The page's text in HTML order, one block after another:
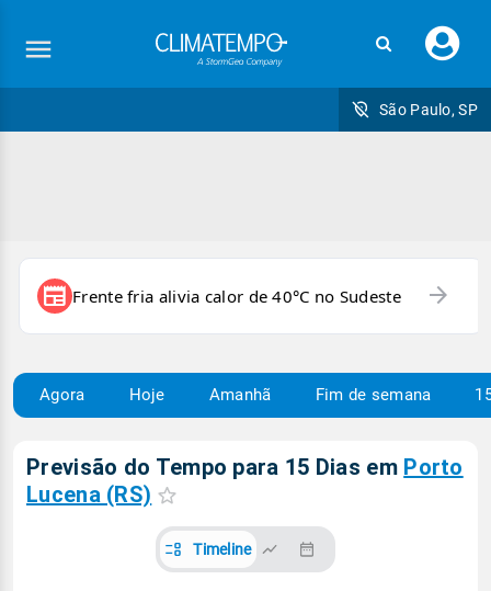
seu
São Paulo, SP
newspaper Frente fria alivia calor de 40°C no Sudeste arrow_forward
Agora Hoje Amanhã Fim de semana
Previsão do Tempo para 15 Dias em Porto
Lucena (RS)
Timeline